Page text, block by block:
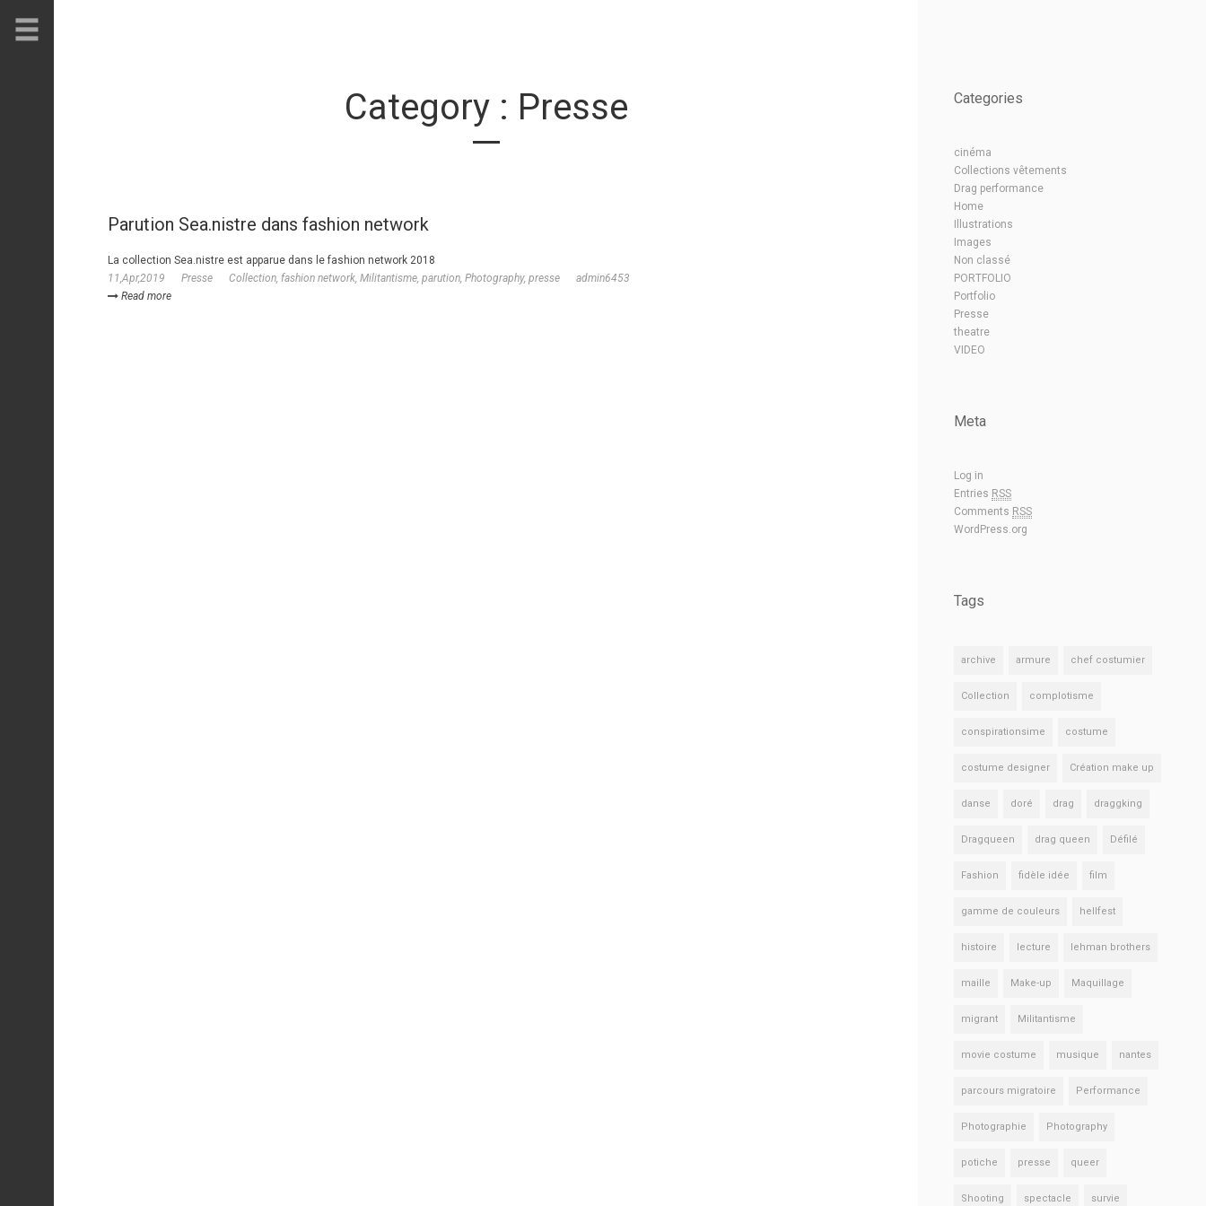
Category : Presse
Parution Sea.nistre dans fashion network
La collection Sea.nistre est apparue dans le fashion network 2018
11,Apr,2019
Presse Collection, fashion network, Militantisme, parution, Photography, presse
admin6453
Read more
Categories
cinéma
Collections vêtements
Drag performance
Home
Illustrations
Images
Non classé
PORTFOLIO
Portfolio
Presse
theatre
VIDEO
Meta
Log in
Entries RSS
Comments RSS
WordPress.org
Tags
archive armure chef costumier
Collection complotisme
conspirationsime costume
costume designer Création make up
danse doré drag draggking
Dragqueen drag queen Défilé
Fashion fidèle idée film
gamme de couleurs hellfest
histoire lecture lehman brothers
maille Make-up Maquillage
migrant Militantisme
movie costume musique nantes
parcours migratoire Performance
Photographie Photography
potiche presse queer
Shooting spectacle survie